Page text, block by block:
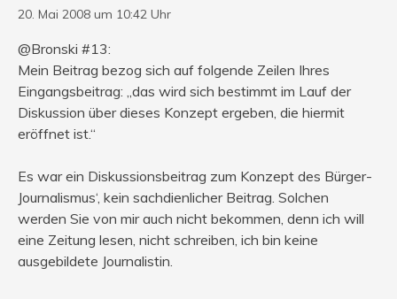
20. Mai 2008 um 10:42 Uhr
@Bronski #13:
Mein Beitrag bezog sich auf folgende Zeilen Ihres
Eingangsbeitrag: „das wird sich bestimmt im Lauf der
Diskussion über dieses Konzept ergeben, die hiermit
eröffnet ist.“
Es war ein Diskussionsbeitrag zum Konzept des Bürger-
Journalismus‘, kein sachdienlicher Beitrag. Solchen
werden Sie von mir auch nicht bekommen, denn ich will
eine Zeitung lesen, nicht schreiben, ich bin keine
ausgebildete Journalistin.